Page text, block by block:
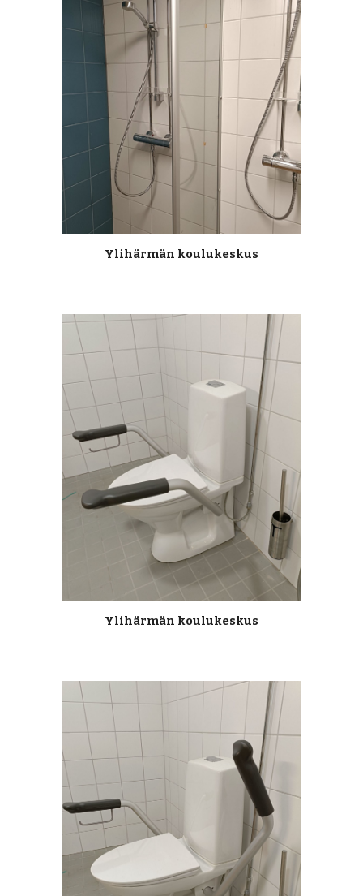
Ylihärmän koulukeskus
Ylihärmän koulukeskus